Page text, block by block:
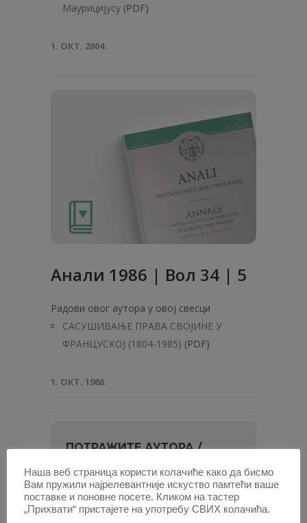
Маурицијусу (PDF)
1. ОКТ. 2004.
Анaли 1986 | Вол 34 | 5
Радови овог аутора у овој свесци
САСУШИВАЊЕ ПРАВА СВОЈИНЕ У
ФРАНЦУСКОЈ (1804-1985) (PDF)
1. ОКТ. 1980.
ПОТРАЖИТЕ АУТОРА /
Унесите
име
и
или најмање два слова, па изаберите
Наша веб страница користи колачиће како да бисмо
Вам пружили најрелевантније искуство памтећи ваше
поставке и поновне посете. Кликом на тастер
„Прихвати“ пристајете на употребу СВИХ колачића.